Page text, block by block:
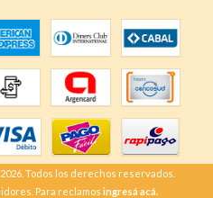
Todos los derechos reservados.
Para reclamos ingresá acá.